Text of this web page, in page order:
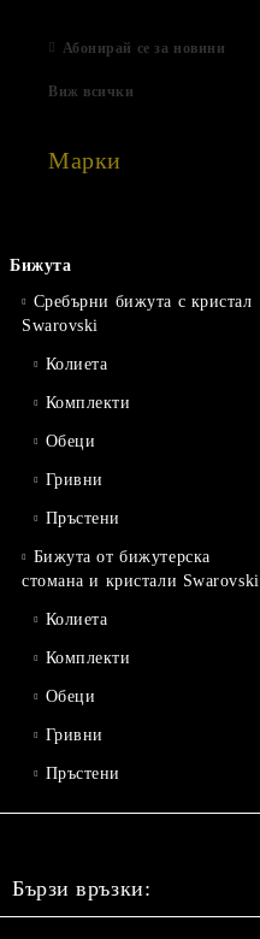
Абонирай се за новини
Виж всички
Марки
Бижута
Сребърни бижута с кристал
Swarovski
Колиета
Комплекти
Обеци
Гривни
Пръстени
Бижута от бижутерска
стомана и кристали Swarovski
Колиета
Комплекти
Обеци
Гривни
Пръстени
Бързи връзки: